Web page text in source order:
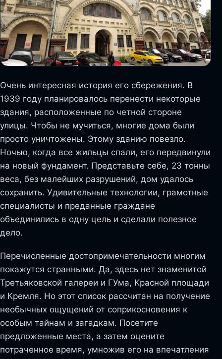
Очень интересная история его сбережения. В
1939 году планировалось перенести некоторые
здания, расположенные по четной стороне
улицы. Чтобы не мучиться, многие дома были
просто уничтожены. Этому зданию повезло.
Ночью, когда все жильцы спали, его передвинули
на новый фундамент. Представьте себе, 23 тонны
веса, без малейших разрушений, дом удалось
сохранить. Удивительные технологии, грамотные
специалисты и преданные граждане
объединились в одну цель и сделали полезное
дело.
Перечисленные достопримечательности многим
покажутся странными. Да, здесь нет знаменитой
Третьяковской галереи и ГУма, Красной площади
и Кремля. Но этот список рассчитан на получение
необычных ощущений от соприкосновения к
особым тайнам и загадкам. Посетите
предложенные места, а затем оцените
потраченное время, умножив его на впечатления